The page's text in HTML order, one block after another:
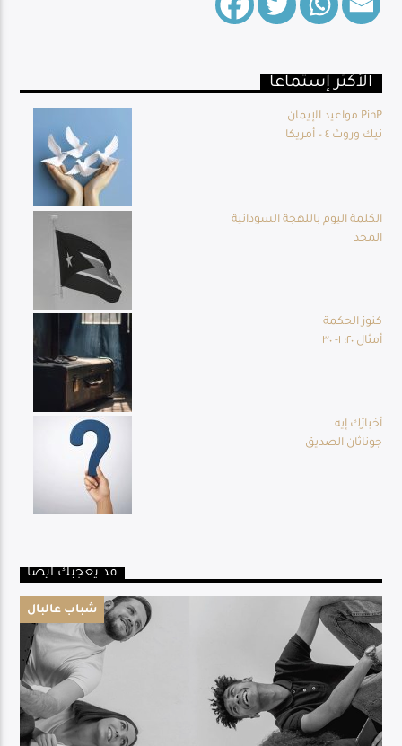
الأكثر إستماعا
مواعيد الإيمان PinP
نيك وروث ٤ – أمريكا
الكلمة اليوم باللهجة السودانية
المجد
كنوز الحكمة
أمثال ٢٠: ١- ٣٠
أخبارَك إيه
جوناثان الصديق
قد يعجبك أيضا
شباب عالبال